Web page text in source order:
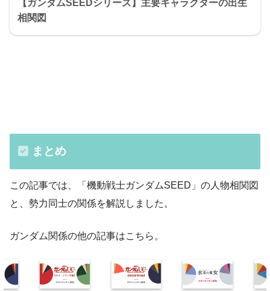
【ガンダムSEEDシリーズ】主要キャラクターの出生
相関図
まとめ
この記事では、「機動戦士ガンダムSEED」の人物相関図
と、勢力同士の関係を解説しました。
ガンダム関係の他の記事はこちら。